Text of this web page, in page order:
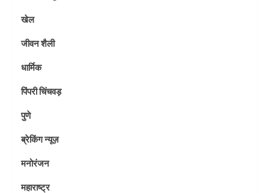
खेल
जीवन शैली
धार्मिक
पिंपरी चिंचवड़
पुणे
ब्रेकिंग न्यूज़
मनोरंजन
महाराष्ट्र